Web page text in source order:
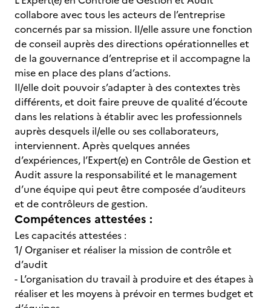
collabore avec tous les acteurs de l’entreprise
concernés par sa mission. Il/elle assure une fonction
de conseil auprès des directions opérationnelles et
de la gouvernance d’entreprise et il accompagne la
mise en place des plans d’actions.
Il/elle doit pouvoir s’adapter à des contextes très
différents, et doit faire preuve de qualité d’écoute
dans les relations à établir avec les professionnels
auprès desquels il/elle ou ses collaborateurs,
interviennent. Après quelques années
d’expériences, l’Expert(e) en Contrôle de Gestion et
Audit assure la responsabilité et le management
d’une équipe qui peut être composée d’auditeurs
et de contrôleurs de gestion.
Compétences attestées :
Les capacités attestées :
1/ Organiser et réaliser la mission de contrôle et
d’audit
- L’organisation du travail à produire et des étapes à
réaliser et les moyens à prévoir en termes budget et